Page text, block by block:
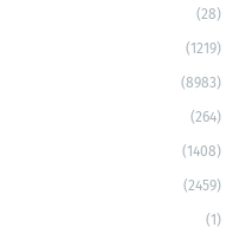
(28)
(1219)
(8983)
(264)
(1408)
(2459)
(1)